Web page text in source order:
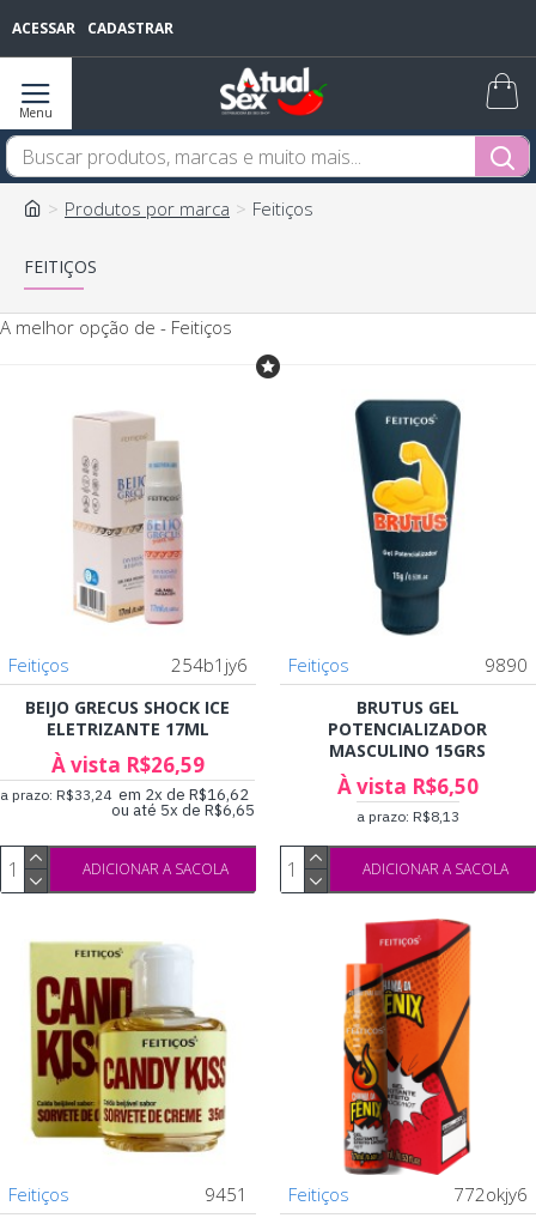
ACESSAR CADASTRAR
Produtos por marca Feitiços
FEITIÇOS
A melhor opção de - Feitiços
Feitiços 254b1jy6
BEIJO GRECUS SHOCK ICE
ELETRIZANTE 17ML
À vista R$26,59
a prazo: R$33,24 em 2x de R$16,62
ou até 5x de R$6,65
ADICIONAR A SACOLA
Feitiços 9890
BRUTUS GEL
POTENCIALIZADOR
MASCULINO 15GRS
À vista R$6,50
a prazo: R$8,13
ADICIONAR A SACOLA
Feitiços 9451 Feitiços 772okjy6